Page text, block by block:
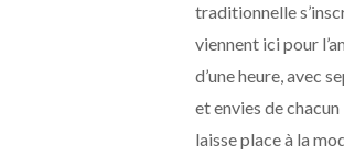
traditionnelle
viennent ici pour
d’une heure, avec
et envies de
laisse place à la